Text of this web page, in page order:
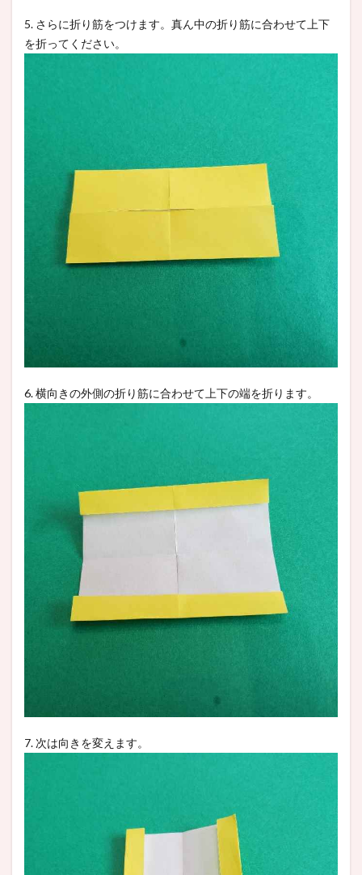
5. さらに折り筋をつけます。真ん中の折り筋に合わせて上下
を折ってください。
6. 横向きの外側の折り筋に合わせて上下の端を折ります。
7. 次は向きを変えます。